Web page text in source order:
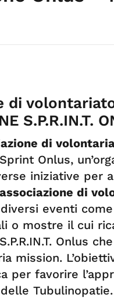
di
S.P.R.IN.T.
di
Onlus,
iniziative per
associazione di
eventi
o mostre il cui
Onlus
mission.
per favorire